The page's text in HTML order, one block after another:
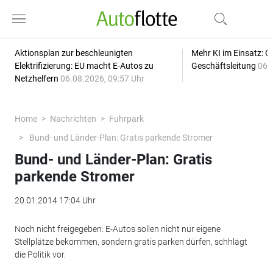
Aktionsplan zur beschleunigten
Elektrifizierung: EU macht E-Autos zu
Netzhelfern 06.08.2026, 09:57 Uhr
Mehr KI im Einsatz:
Geschäftsleitung
Home Nachrichten
Fuhrpark
Bund- und Länder-Plan: Gratis parkende Stromer
Bund- und Länder-Plan: Gratis
parkende Stromer
20.01.2014 17:04 Uhr
Noch nicht freigegeben: E-Autos sollen nicht nur eigene
Stellplätze bekommen, sondern gratis parken dürfen, schhlägt
die Politik vor.